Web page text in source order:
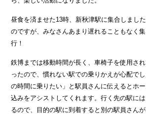
昼食を済ませた13時、新秋津駅に集合しまし
のですが、みなさんあまり遅れることもなく
行！
鉄博までは移動時間が長く、車椅子を使用さ
ったので、慣れない駅での乗りかえが心配で
の時間に乗りたい」と駅員さんに伝えるとホ
込みをアシストしてくれます。行く先の駅に
るので、目的の駅に到着すると別の駅員さん